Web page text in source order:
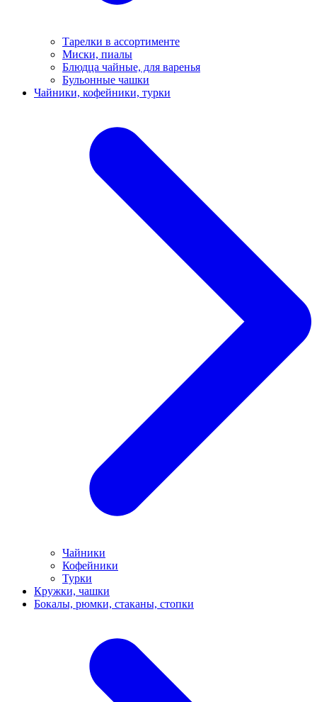
Тарелки в ассортименте
Миски, пиалы
Блюдца чайные, для варенья
Бульонные чашки
Чайники, кофейники, турки
Чайники
Кофейники
Турки
Кружки, чашки
Бокалы, рюмки, стаканы, стопки